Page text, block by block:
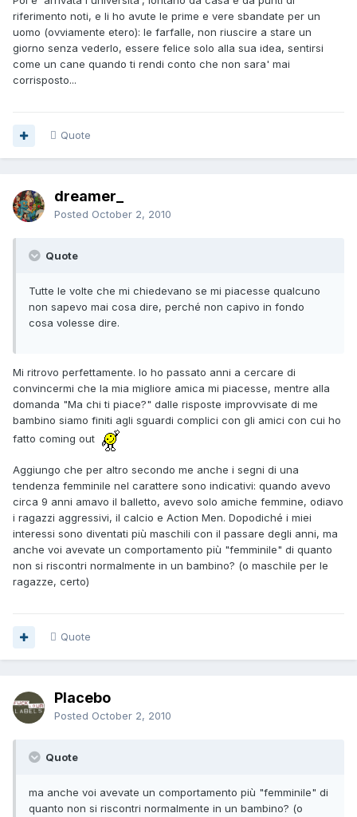
riferimento noti, e li ho avute le prime e vere sbandate per un
uomo (ovviamente etero): le farfalle, non riuscire a stare un
giorno senza vederlo, essere felice solo alla sua idea, sentirsi
come un cane quando ti rendi conto che non sara' mai
corrisposto...
Quote
dreamer_
Posted October 2, 2010
Quote
Tutte le volte che mi chiedevano se mi piacesse qualcuno
non sapevo mai cosa dire, perché non capivo in fondo
cosa volesse dire.
Mi ritrovo perfettamente. Io ho passato anni a cercare di
convincermi che la mia migliore amica mi piacesse, mentre alla
domanda "Ma chi ti piace?" dalle risposte improvvisate di me
bambino siamo finiti agli sguardi complici con gli amici con cui ho
fatto coming out
Aggiungo che per altro secondo me anche i segni di una
tendenza femminile nel carattere sono indicativi: quando avevo
circa 9 anni amavo il balletto, avevo solo amiche femmine, odiavo
i ragazzi aggressivi, il calcio e Action Men. Dopodiché i miei
interessi sono diventati più maschili con il passare degli anni, ma
anche voi avevate un comportamento più "femminile" di quanto
non si riscontri normalmente in un bambino? (o maschile per le
ragazze, certo)
Quote
Placebo
Posted October 2, 2010
Quote
ma anche voi avevate un comportamento più "femminile" di
quanto non si riscontri normalmente in un bambino? (o